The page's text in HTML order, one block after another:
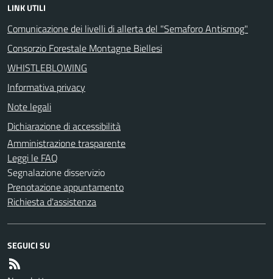
LINK UTILI
Comunicazione dei livelli di allerta del "Semaforo Antismog"
Consorzio Forestale Montagne Biellesi
WHISTLEBLOWING
Informativa privacy
Note legali
Dichiarazione di accessibilità
Amministrazione trasparente
Leggi le FAQ
Segnalazione disservizio
Prenotazione appuntamento
Richiesta d'assistenza
SEGUICI SU